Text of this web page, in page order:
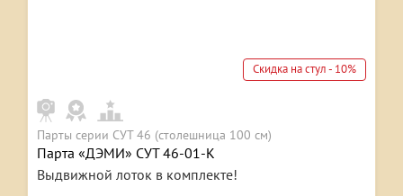
Скидка на стул - 10%
Парты серии СУТ 46 (столешница 100 см)
Парта «ДЭМИ» СУТ 46-01-К
Выдвижной лоток в комплекте!